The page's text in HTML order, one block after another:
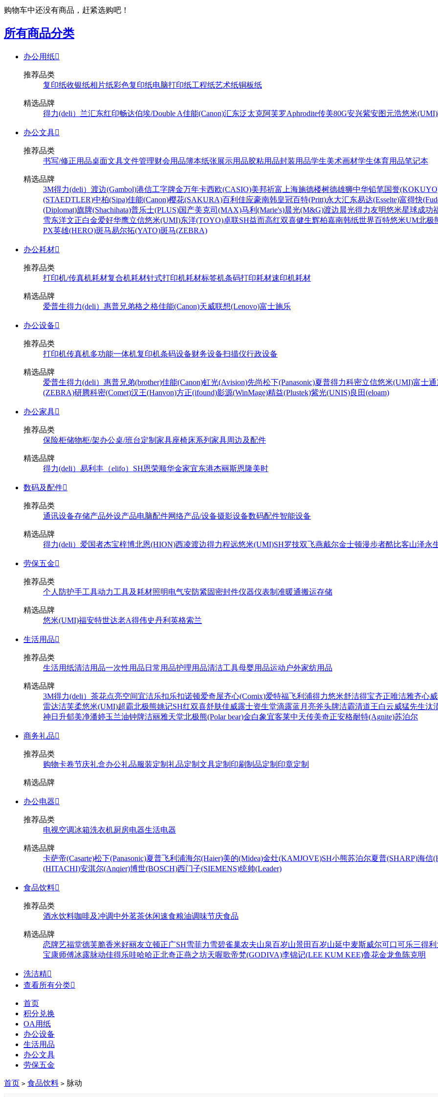
购物车中还没有商品，赶紧选购吧！
所有商品分类
办公用纸
推荐品类
复印纸收银纸相片纸彩色复印纸电脑打印纸工程纸艺术纸铜板纸
精选品牌
得力(deli） 兰汇东红印畅达伯埃/Double A佳能(Canon)汇东泛太克阿芙罗Aphrodite传美80G安兴紫安图元浩悠米(UMI)
办公文具
推荐品类
书写/修正用品桌面文具文件管理财会用品簿本纸张展示用品胶粘用品封装用品学生美术画材学生体育用品笔记本
精选品牌
3M得力(deli） 渡边(Gambol)港信工字牌金万年卡西欧(CASIO)美邦祈富 上海施德楼树德雄狮中华铅笔国誉
(STAEDTLER)中柏(Sipa)佳能(Canon)樱花(SAKURA)百利佳应豪南韩皇冠百特(Pritt)永大汇东易达(Esselte)富得快
(Diplomat)旗牌(Shachihata)普乐士(PLUS)国产美克司(MAX)马利(Marie's)晨光(M&G)渡边 晨光得力友明悠米星球成功
雪东洋文正白金爱好华鹰立信悠米(UMI)东洋(TOYO)卓联SH益而高红双喜健生辉柏嘉南韩纸世界百特悠米UM北极
PX英雄(HERO)斑马易尔拓(YATO)斑马(ZEBRA)
办公耗材
推荐品类
打印机/传真机耗材复合机耗材针式打印机耗材标签机条码打印耗材速印机耗材
精选品牌
爱普生得力(deli） 惠普兄弟格之格佳能(Canon)天威联想(Lenovo)富士施乐
办公设备
推荐品类
打印机传真机多功能一体机复印机条码设备财务设备扫描仪行政设备
精选品牌
爱普生得力(deli） 惠普兄弟(brother)佳能(Canon)虹光(Avision)先尚松下(Panasonic)夏普得力科密立信悠米(UMI)富士通
(ZEBRA)研腾科密(Comet)汉王(Hanvon)方正(ifound)影源(WinMage)精益(Plustek)紫光(UNIS)良田(eloam)
办公家具
推荐品类
保险柜储物柜/架办公桌/班台定制家具座椅床系列 家具周边及配件
精选品牌
得力(deli） 易利丰（elifo） SH恩荣顺华金家宜东港杰丽斯恩隆美时
数码及配件
推荐品类
通讯设备存储产品外设产品电脑配件网络产品/设备摄影设备数码配件智能设备
精选品牌
得力(deli） 爱国者杰宝梓博北恩(HION)西凌渡边得力程远悠米(UMI)SH罗技双飞燕戴尔金士顿漫步者酷比客山泽永
劳保五金
推荐品类
个人防护手工具动力工具及耗材照明电气安防紧固密封件仪器仪表制准暖通搬运存储
精选品牌
悠米(UMI)福安特世达老A得伟史丹利 英格索兰
生活用品
推荐品类
生活用纸清洁用品一次性用品 日常用品护理用品清洁工具母婴用品运动户外家纺用品
精选品牌
3M得力(deli） 茶花点亮空间宜洁乐扣乐扣诺顿爱奇屋齐心(Comix)爱特福飞利浦得力悠米舒洁得宝齐正唯洁雅齐心
雷达洁芙柔悠米(UMI)超霸北极熊姚记SH红双喜舒肤佳威露士资生堂滴露蓝月亮斧头牌洁霸清道王白云威猛先生汰
神 日升郁美净潘婷玉兰油钟牌洁丽雅天堂北极熊(Polar bear)金白象宜客莱中天传美奇正安格耐特(Agnite)苏泊尔
商务礼品
推荐品类
购物卡卷节庆礼盒办公礼品服装定制 礼品定制 文具定制 印刷制品定制 印章定制
精选品牌
办公电器
推荐品类
电视空调冰箱洗衣机厨房电器生活电器
精选品牌
卡萨帝(Casarte)松下(Panasonic)夏普飞利浦海尔(Haier)美的(Midea)金灶(KAMJOVE)SH小熊苏泊尔夏普(SHARP)海信
(HITACHI)安淇尔(Anqier)博世(BOSCH)西门子(SIEMENS)统帅(Leader)
食品饮料
推荐品类
酒水饮料咖啡及冲调中外茗茶休闲速食粮油调味节庆食品
精选品牌
恋牌艺福堂德芙脆香米好丽友立顿正广SH雪菲力雪碧雀巢农夫山泉百岁山景田百岁山延中麦斯威尔可口可乐三得利
宝康师傅冰露脉动佳得乐哇哈哈正北奇正燕之坊天喔歌帝梵(GODIVA)李锦记(LEE KUM KEE)鲁花金龙鱼 陈克明
洗洁精
查看所有分类
首页
积分兑换
OA用纸
办公设备
生活用品
办公文具
劳保五金
首页 > 食品饮料 > 脉动